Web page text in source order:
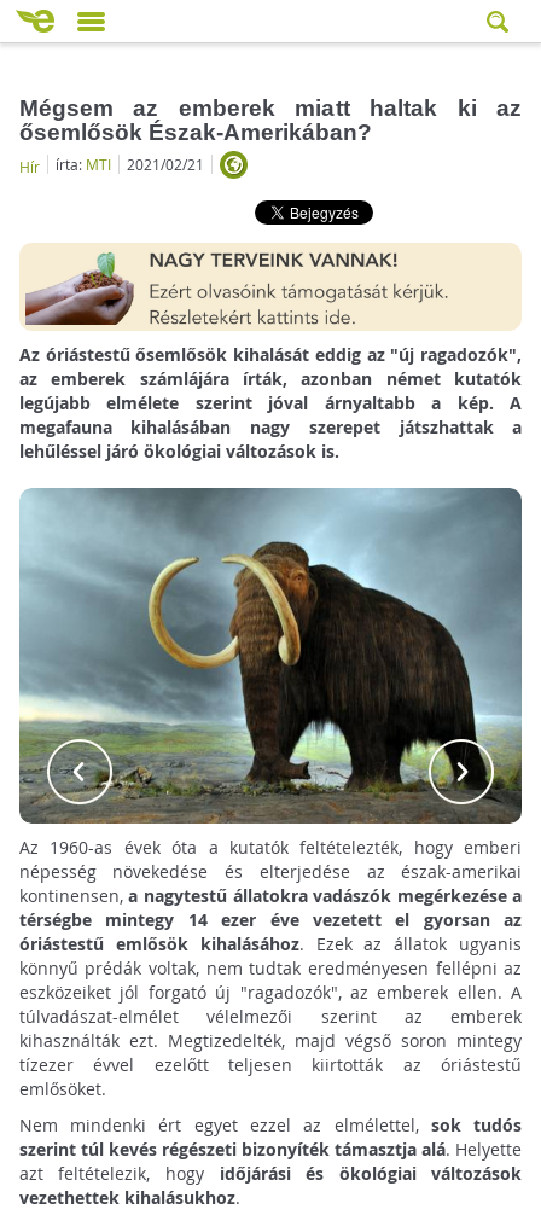
Mégsem az emberek miatt haltak ki az
ősemlősök Észak-Amerikában?
Hír írta: MTI 2021/02/21
Az óriástestű ősemlősök kihalását eddig az "új ragadozók",
az emberek számlájára írták, azonban német kutatók
legújabb elmélete szerint jóval árnyaltabb a kép. A
megafauna kihalásában nagy szerepet játszhattak a
lehűléssel járó ökológiai változások is.
Az 1960-as évek óta a kutatók feltételezték, hogy emberi
népesség növekedése és elterjedése az észak-amerikai
kontinensen,a nagytestű állatokra vadászók megérkezése a
térségbe mintegy 14 ezer éve vezetett el gyorsan az
óriástestű emlősök kihalásához. Ezek az állatok ugyanis
könnyű prédák voltak, nem tudtak eredményesen fellépni az
eszközeiket jól forgató új "ragadozók", az emberek ellen. A
túlvadászat-elmélet vélelmezői szerint az emberek
kihasználták ezt. Megtizedelték, majd végső soron mintegy
tízezer évvel ezelőtt teljesen kiirtották az óriástestű
emlősöket.
Nem mindenki ért egyet ezzel az elmélettel, sok tudós
szerint túl kevés régészeti bizonyíték támasztja alá. Helyette
azt feltételezik, hogy időjárási és ökológiai változások
vezethettek kihalásukhoz.